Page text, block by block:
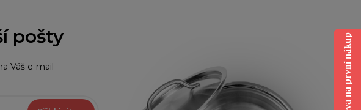
pošty
Váš e-mail Sleva na první nákup